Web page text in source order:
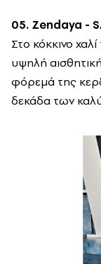
05. Zendaya -
Στο κόκκινο
υψηλή
φόρεμά της
δεκάδα των